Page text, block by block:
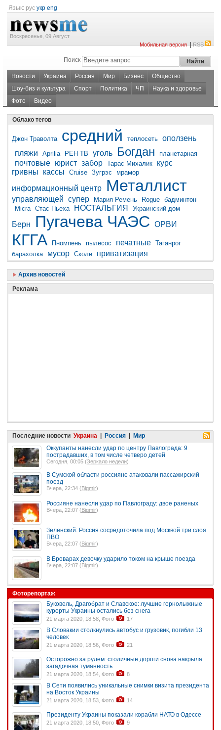
Язык: рус укр eng
Воскресенье, 09 Август
Мобильная версия|RSS
Поиск
Новости Украина Россия Мир Бизнес
Общество
Шоу-биз и культура
Спорт Политика ЧП
Наука и здоровье
Фото
Видео
Облако тегов
Джон Траволта средний теплосеть оползень
пляжи
Aprilia РЕН ТВ уголь Богдан планетарная
почтовые юрист забор Тарас Михалик
курс
гривны
кассы Cruise Зугрэс мрамор
информационный центр Металлист
управляющей супер Мария Ремень Rogue бадминтон
Micra Стас Пьеха НОСТАЛЬГИЯ Украинский дом
Берн Пугачева ЧАЭС ОРВИ
КГГА Пномпень пылесос печатные Таганрог
барахолка
мусор Сколе приватизация
Архив новостей
Реклама
Последние новости Украина Россия
Мир
Оккупанты нанесли удар по центру Павлограда: 9
пострадавших, в том числе четверо детей
Сегодня, 00:05 (Зеркало недели)
В Сумской области россияне атаковали пассажирский
поезд
Вчера, 22:34 (Bigmir)
Россияне нанесли удар по Павлограду: двое раненых
Вчера, 22:07 (Bigmir)
Зеленский: Россия сосредоточила под Москвой три слоя
ПВО
Вчера, 22:07 (Bigmir)
В Броварах девочку ударило током на крыше поезда
Вчера, 22:07 (Bigmir)
Фоторепортаж
Буковель, Драгобрат и Славское: лучшие горнолыжные
курорты Украины остались без снега
21 марта 2020, 18:58, Фото 17
В Словакии столкнулись автобус и грузовик, погибли 13
человек
21 марта 2020, 18:56, Фото 21
Осторожно за рулем: столичные дороги снова накрыла
загадочная туманность
21 марта 2020, 18:54, Фото 8
В Сети появились уникальные снимки визита президента
на Восток Украины
21 марта 2020, 18:53, Фото 14
Президенту Украины показали корабли НАТО в Одессе
21 марта 2020, 18:50, Фото 9